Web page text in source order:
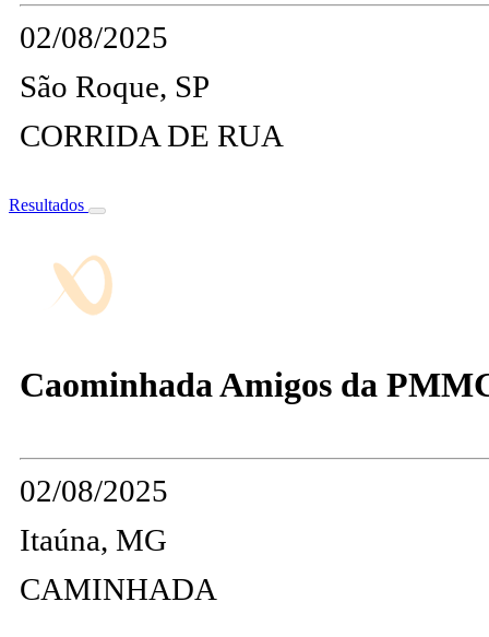
02/08/2025
São Roque, SP
CORRIDA DE RUA
Resultados
Caominhada Amigos da
02/08/2025
Itaúna, MG
CAMINHADA